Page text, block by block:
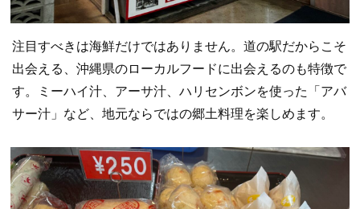
注目すべきは海鮮だけではありません。道の駅だからこそ
出会える、沖縄県のローカルフードに出会えるのも特徴で
す。ミーハイ汁、アーサ汁、ハリセンボンを使った「アバ
サー汁」など、地元ならではの郷土料理を楽しめます。